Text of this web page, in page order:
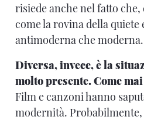
risiede anche nel fatto
come la rovina della quiete
antimoderna che moderna.
Diversa, invece, è la
molto presente. Come
Film e canzoni hanno
modernità.